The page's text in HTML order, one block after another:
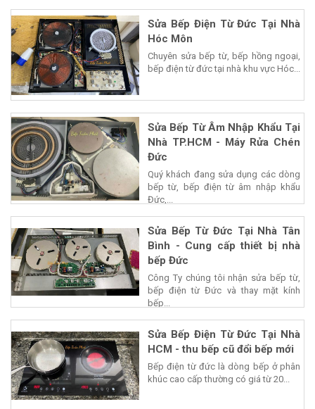
Sửa Bếp Điện Từ Đức Tại Nhà
Hóc Môn
Chuyên sửa bếp từ, bếp hồng ngoại,
bếp điện từ đức tại nhà khu vực Hóc...
Sửa Bếp Từ Âm Nhập Khẩu Tại
Nhà TP.HCM - Máy Rửa Chén
Đức
Quý khách đang sửa dụng các dòng
bếp từ, bếp điện từ âm nhập khẩu
Đức,...
Sửa Bếp Từ Đức Tại Nhà Tân
Bình - Cung cấp thiết bị nhà
bếp Đức
Công Ty chúng tôi nhận sửa bếp từ,
bếp điện từ Đức và thay mặt kính
bếp...
Sửa Bếp Điện Từ Đức Tại Nhà
HCM - thu bếp cũ đổi bếp mới
Bếp điện từ đức là dòng bếp ở phân
khúc cao cấp thường có giá từ 20...